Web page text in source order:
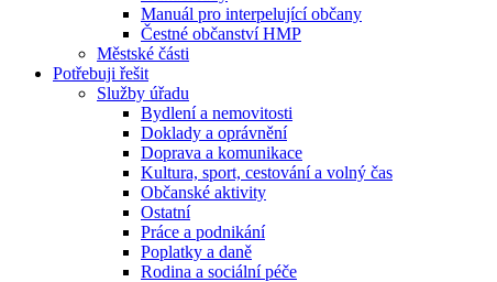
Manuál pro interpelující občany
Čestné občanství HMP
Městské části
Potřebuji řešit
Služby úřadu
Bydlení a nemovitosti
Doklady a oprávnění
Doprava a komunikace
Kultura, sport, cestování a volný čas
Občanské aktivity
Ostatní
Práce a podnikání
Poplatky a daně
Rodina a sociální péče